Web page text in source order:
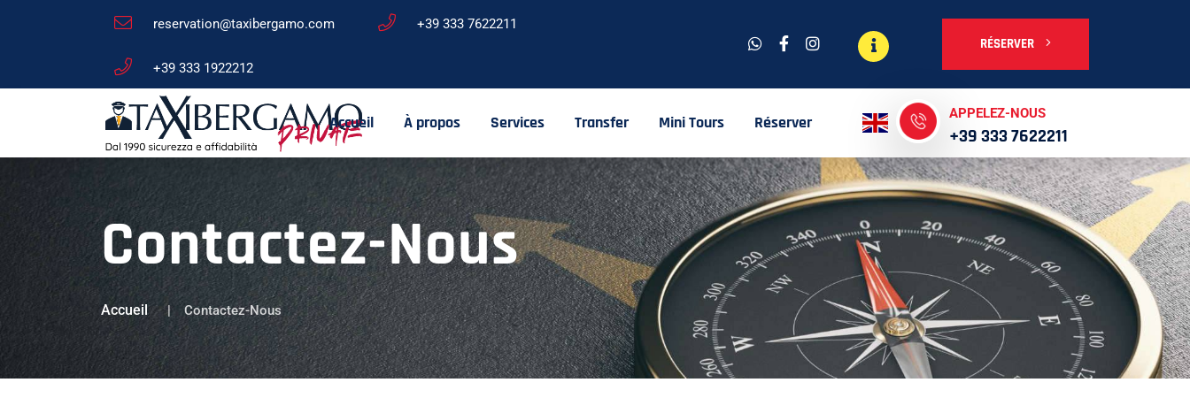
reservation@taxibergamo.com +39 333 7622211
+39 333 1922212
RÉSERVER
Accueil À propos Services Transfer Mini Tours Réserver APPELEZ-NOUS
+39 333 7622211
Contactez-Nous
Accueil Contactez-Nous